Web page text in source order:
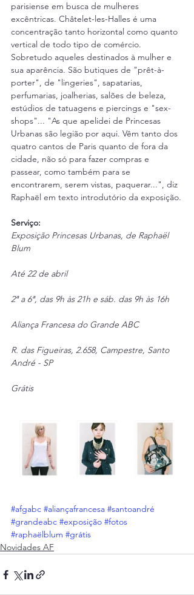
parisiense em busca de mulheres
excêntricas. Châtelet-les-Halles é uma
concentração tanto horizontal como quanto
vertical de todo tipo de comércio.
Sobretudo aqueles destinados à mulher e
sua aparência. São butiques de "prêt-à-
porter", de "lingeries", sapatarias,
perfumarias, joalherias, salões de beleza,
estúdios de tatuagens e piercings e "sex-
shops"... "As que apelidei de Princesas
Urbanas são legião por aqui. Vêm tanto dos
quatro cantos de Paris quanto de fora da
cidade, não só para fazer compras e
passear, como também para se
encontrarem, serem vistas, paquerar...", diz
Raphaël em texto introdutório da exposição.
Serviço:
Exposição Princesas Urbanas, de Raphaël
Blum
Até 22 de abril
2ª a 6ª, das 9h às 21h e sáb. das 9h às 16h
Aliança Francesa do Grande ABC
R. das Figueiras, 2.658, Campestre, Santo
André - SP
Grátis
#afgabc #aliançafrancesa #santoandré
#grandeabc #exposição #fotos
#raphaëlblum #grátis
Novidades AF